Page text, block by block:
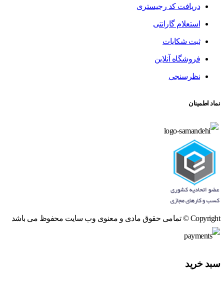
دریافت کد رجیستری
استعلام گارانتی
ثبت شکایات
فروشگاه آنلاین
نظرسنجی
نماد اطمینان
Copyright © تمامی حقوق مادی و معنوی وب سایت محفوظ می باشد
سبد خرید